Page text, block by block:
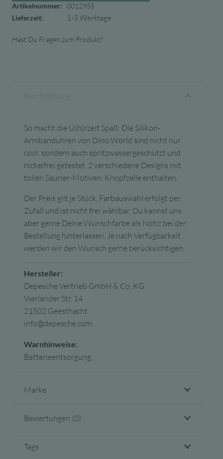
Artikelnummer: 0012955
Lieferzeit:
1-3 Werktage
Hast Du Fragen zum Produkt?
Beschreibung
So macht die U(h)rzeit Spaß: Die Silikon-
Armbanduhren von Dino World sind nicht nur
cool, sondern auch spritzwassergeschützt und
nickelfrei getestet. 2 verschiedene Designs mit
tollen Saurier-Motiven. Knopfzelle enthalten.
Der Preis gilt je Stück. Farbauswahl erfolgt per
Zufall und ist nicht frei wählbar. Du kannst uns
aber gerne Deine Wunschfarbe als Notiz bei der
Bestellung hinterlassen. Je nach Verfügbarkeit
werden wir den Wunsch gerne berücksichtigen.
Hersteller:
Depesche Vertrieb GmbH & Co. KG
Vierlander Str. 14
21502 Geesthacht
info@depesche.com
Warnhinweise:
Batterieentsorgung.
Marke
Bewertungen (0)
Tags